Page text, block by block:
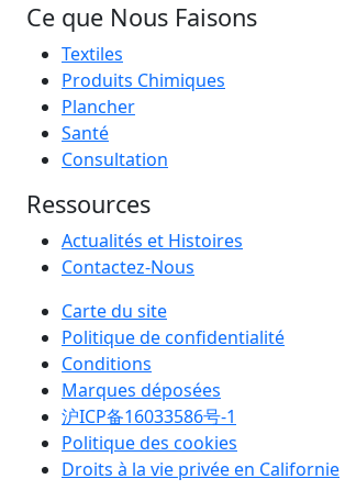
Ce que Nous Faisons
Textiles
Produits Chimiques
Plancher
Santé
Consultation
Ressources
Actualités et Histoires
Contactez-Nous
Carte du site
Politique de confidentialité
Conditions
Marques déposées
沪ICP备16033586号-1
Politique des cookies
Droits à la vie privée en Californie